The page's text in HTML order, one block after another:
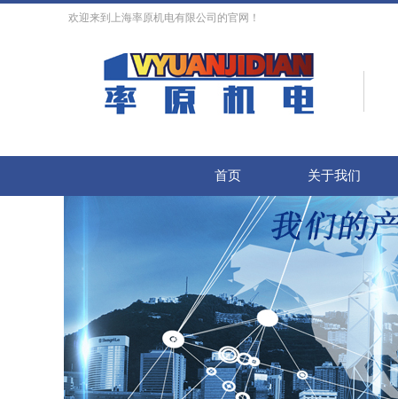
欢迎来到上海率原机电有限公司的官网！
首页 关于我们